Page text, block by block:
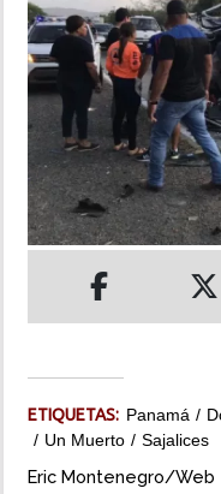
SHOW
DEPORTES
MUNDO
INSÓLITAS
MULTIMEDIA
ETIQUETAS: Panamá
Un Muerto
Sajalices
Eric Montenegro/Web